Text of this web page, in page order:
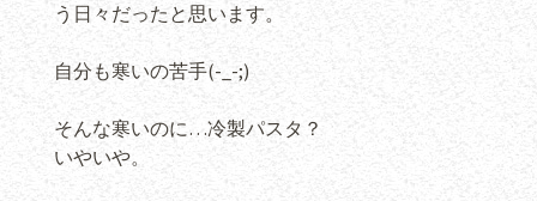
う日々だったと思います。
自分も寒いの苦手(-_-;)
そんな寒いのに…冷製パスタ？
いやいや。